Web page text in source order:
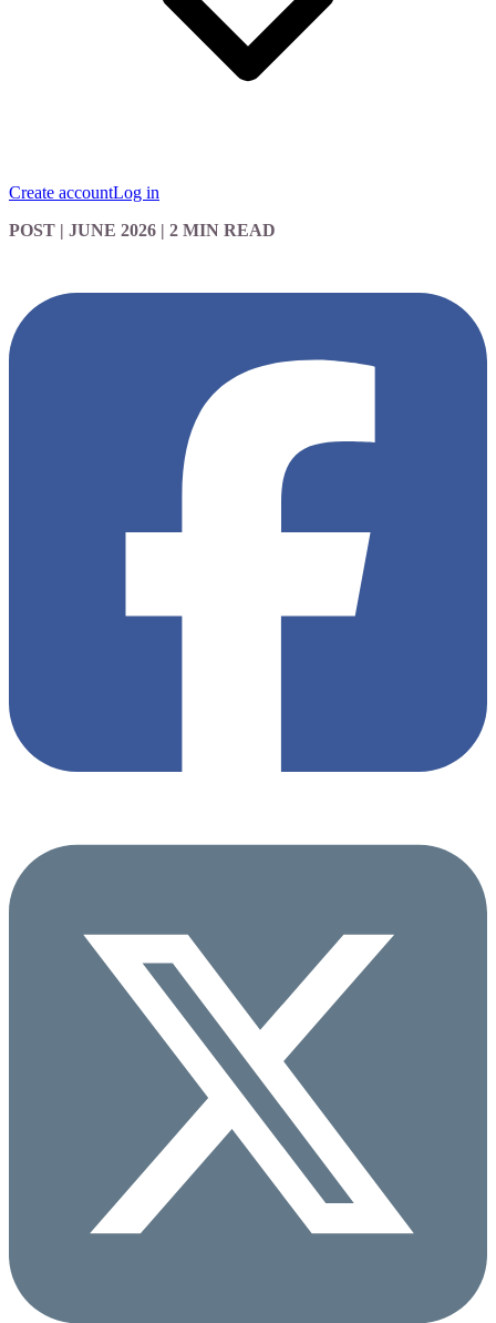
Create accountLog in
POST | JUNE 2026 | 2 MIN READ